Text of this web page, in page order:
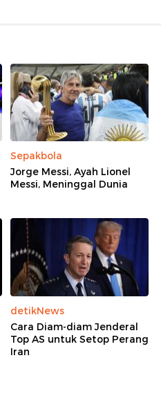
Sepakbola
Jorge Messi, Ayah Lionel
Messi, Meninggal Dunia
detikNews
Cara Diam-diam Jenderal
Top AS untuk Setop Perang
Iran